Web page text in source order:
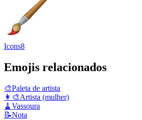
Icons8
Emojis relacionados
🎨Paleta de artista
👩‍🎨Artista (mulher)
🧹 Vassoura
📝Nota